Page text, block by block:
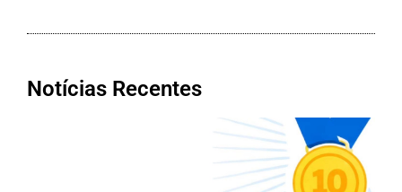
Notícias Recentes